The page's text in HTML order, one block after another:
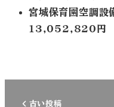
宮城保育園空調設
13,052,820円
古い投稿